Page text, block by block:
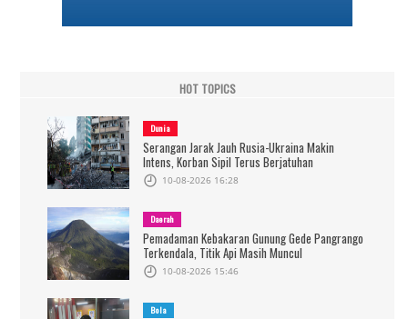
HOT TOPICS
Dunia
Serangan Jarak Jauh Rusia-Ukraina Makin
Intens, Korban Sipil Terus Berjatuhan
10-08-2026 16:28
Daerah
Pemadaman Kebakaran Gunung Gede Pangrango
Terkendala, Titik Api Masih Muncul
10-08-2026 15:46
Bola